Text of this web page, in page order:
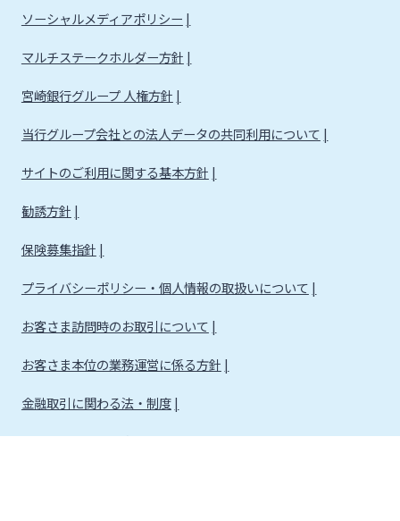
ソーシャルメディアポリシー
マルチステークホルダー方針
宮崎銀行グループ 人権方針
当行グループ会社との法人データの共同利用について
サイトのご利用に関する基本方針
勧誘方針
保険募集指針
プライバシーポリシー・個人情報の取扱いについて
お客さま訪問時のお取引について
お客さま本位の業務運営に係る方針
金融取引に関わる法・制度
金融取引に関わる方針